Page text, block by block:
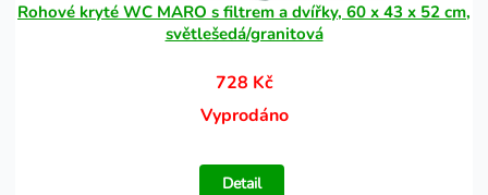
Rohové kryté WC MARO s filtrem a dvířky, 60 x 43 x 52 cm,
světlešedá/granitová
728 Kč
Vyprodáno
Detail